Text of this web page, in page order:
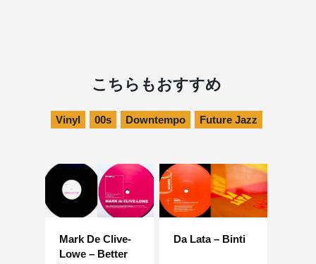
こちらもおすすめ
Vinyl 00s Downtempo Future Jazz
Mark De Clive-
Lowe – Better
Da Lata – Binti